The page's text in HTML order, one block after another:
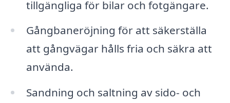
tillgängliga för bilar och fotgängare.
Gångbaneröjning för att säkerställa
att gångvägar hålls fria och säkra att
använda.
Sandning och saltning av sido- och